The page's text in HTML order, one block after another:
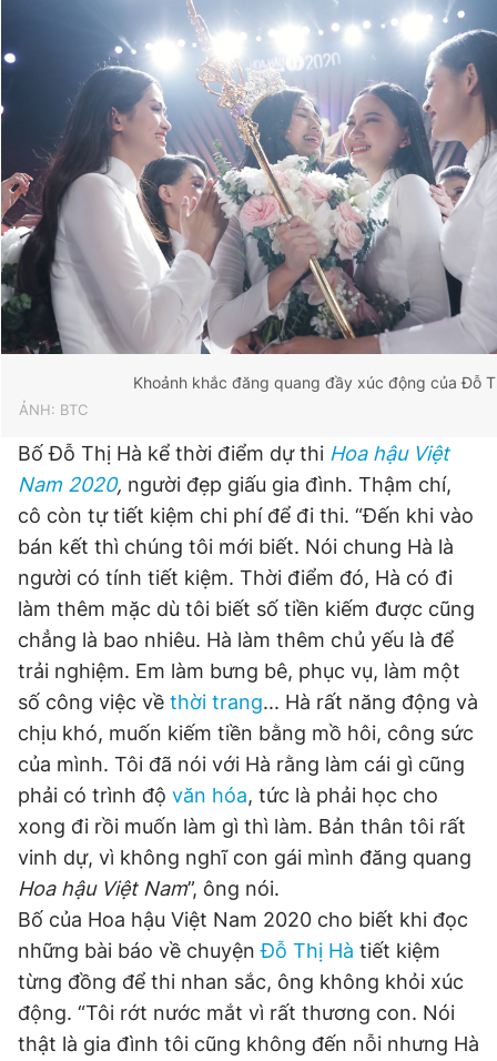
Giấy phép xuất bản số 110/GP - BTTTT cấp ngày 24.3.2020
© 2003-2026 Bản quyền thuộc về Báo Thanh Niên. Cấm sao
chép dưới mọi hình thức nếu không có sự chấp thuận bằng văn
bản. Phát triển bởi ePi Technologies, JSC.
Khoảnh khắc đăng quang đầy xúc động của Đỗ
ẢNH: BTC
Bố Đỗ Thị Hà kể thời điểm dự thi Hoa hậu Việt
Nam 2020, người đẹp giấu gia đình. Thậm chí,
cô còn tự tiết kiệm chi phí để đi thi. “Đến khi vào
bán kết thì chúng tôi mới biết. Nói chung Hà là
người có tính tiết kiệm. Thời điểm đó, Hà có đi
làm thêm mặc dù tôi biết số tiền kiếm được cũng
chẳng là bao nhiêu. Hà làm thêm chủ yếu là để
trải nghiệm. Em làm bưng bê, phục vụ, làm một
số công việc về thời trang... Hà rất năng động và
chịu khó, muốn kiếm tiền bằng mồ hôi, công sức
của mình. Tôi đã nói với Hà rằng làm cái gì cũng
phải có trình độ văn hóa, tức là phải học cho
xong đi rồi muốn làm gì thì làm. Bản thân tôi rất
vinh dự, vì không nghĩ con gái mình đăng quang
Hoa hậu Việt Nam”, ông nói.
Bố của Hoa hậu Việt Nam 2020 cho biết khi đọc
những bài báo về chuyệnĐỗ Thị Hà tiết kiệm
từng đồng để thi nhan sắc, ông không khỏi xúc
động. “Tôi rớt nước mắt vì rất thương con. Nói
thật là gia đình tôi cũng không đến nỗi nhưng Hà